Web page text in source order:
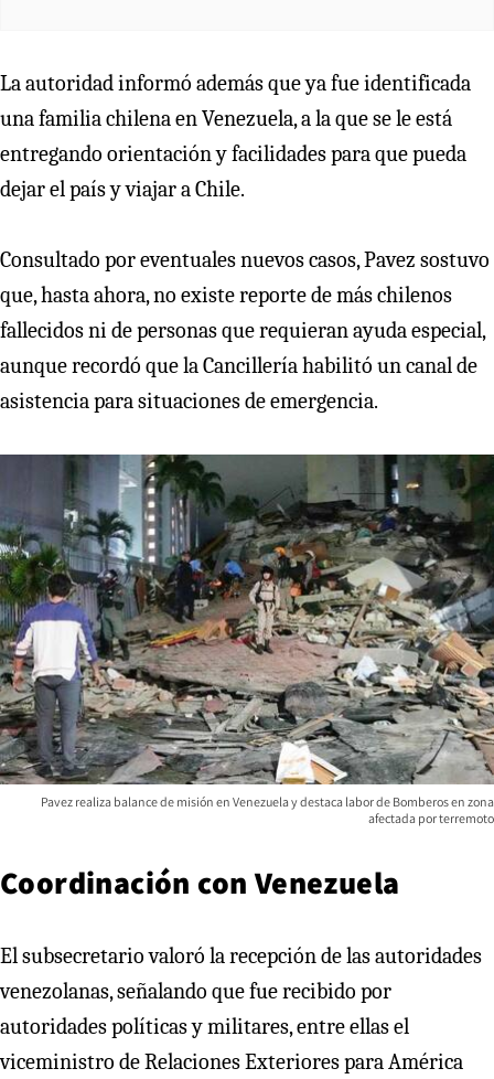
La autoridad informó además que ya fue identificada
una familia chilena en Venezuela, a la que se le está
entregando orientación y facilidades para que pueda
dejar el país y viajar a Chile.
Consultado por eventuales nuevos casos, Pavez sostuvo
que, hasta ahora, no existe reporte de más chilenos
fallecidos ni de personas que requieran ayuda especial,
aunque recordó que la Cancillería habilitó un canal de
asistencia para situaciones de emergencia.
Pavez realiza balance de misión en Venezuela y destaca labor de Bomberos en zona
afectada por terremoto
Coordinación con Venezuela
El subsecretario valoró la recepción de las autoridades
venezolanas, señalando que fue recibido por
autoridades políticas y militares, entre ellas el
viceministro de Relaciones Exteriores para América